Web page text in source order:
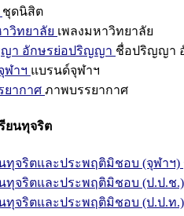
ชุดนิสิต
วิทยาลัย เพลงมหาวิทยาลัย
า อักษรย่อปริญญา ชื่อปริญญา
ฬาฯ แบรนด์จุฬาฯ
ยากาศ ภาพบรรยากาศ
รียนทุจริต
นทุจริตและประพฤติมิชอบ (จุฬาฯ)
นทุจริตและประพฤติมิชอบ (ป.ป.ช.)
นทุจริตและประพฤติมิชอบ (ป.ป.ท.)